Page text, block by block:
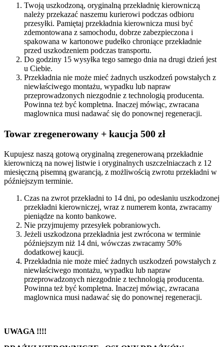
Twoją uszkodzoną, oryginalną przekładnię kierowniczą
należy przekazać naszemu kurierowi podczas odbioru
przesyłki. Pamiętaj przekładnia kierownicza musi być
zdemontowana z samochodu, dobrze zabezpieczona i
spakowana w kartonowe pudełko chroniące przekładnie
przed uszkodzeniem podczas transportu.
Do godziny 15 wysyłka tego samego dnia na drugi dzień jest
u Ciebie.
Przekładnia nie może mieć żadnych uszkodzeń powstałych z
niewłaściwego montażu, wypadku lub napraw
przeprowadzonych niezgodnie z technologią producenta.
Powinna też być kompletna. Inaczej mówiąc, zwracana
maglownica musi nadawać się do ponownej regeneracji.
Towar zregenerowany + kaucja 500 zł
Kupujesz naszą gotową oryginalną zregenerowaną przekładnie
kierowniczą na nowej listwie i oryginalnych uszczelniaczach z 12
miesięczną pisemną gwarancją, z możliwością zwrotu przekładni w
późniejszym terminie.
Czas na zwrot przekładni to 14 dni, po odesłaniu uszkodzonej
przekładni kierowniczej, wraz z numerem konta, zwracamy
pieniądze na konto bankowe.
Nie przyjmujemy przesyłek pobraniowych.
Jeżeli uszkodzona przekładnia jest zwrócona w terminie
późniejszym niż 14 dni, wówczas zwracamy 50%
dodatkowej kaucji.
Przekładnia nie może mieć żadnych uszkodzeń powstałych z
niewłaściwego montażu, wypadku lub napraw
przeprowadzonych niezgodnie z technologią producenta.
Powinna też być kompletna. Inaczej mówiąc, zwracana
maglownica musi nadawać się do ponownej regeneracji.
UWAGA !!!!